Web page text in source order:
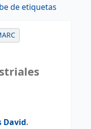
de etiquetas
David.